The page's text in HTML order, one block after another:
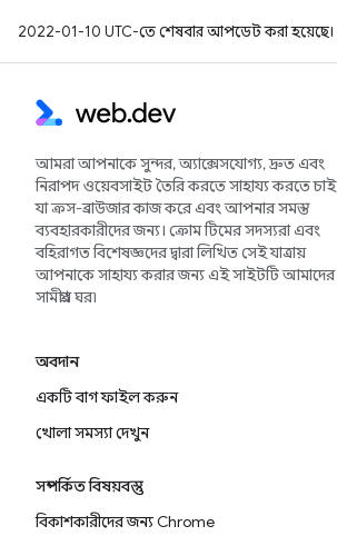
2022-01-10 UTC-তে শেষবার আপডেট করা হয়েছে।
আমরা আপনাকে সুন্দর, অ্যাক্সেসযোগ্য, দ্রুত এবং
নিরাপদ ওয়েবসাইট তৈরি করতে সাহায্য করতে চাই
যা ক্রস-ব্রাউজার কাজ করে এবং আপনার সমস্ত
ব্যবহারকারীদের জন্য। ক্রোম টিমের সদস্যরা এবং
বহিরাগত বিশেষজ্ঞদের দ্বারা লিখিত সেই যাত্রায়
আপনাকে সাহায্য করার জন্য এই সাইটটি আমাদের
সামগ্রীর ঘর৷
অবদান
একটি বাগ ফাইল করুন
খোলা সমস্যা দেখুন
সম্পর্কিত বিষয়বস্তু
বিকাশকারীদের জন্য Chrome